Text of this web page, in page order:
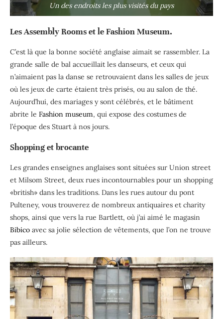
Un des endroits les plus visités du pays
Les Assembly Rooms et le Fashion Museum.
C’est là que la bonne société anglaise aimait se rassembler. La
grande salle de bal accueillait les danseurs, et ceux qui
n’aimaient pas la danse se retrouvaient dans les salles de jeux
où les jeux de carte étaient très prisés, ou au salon de thé.
Aujourd’hui, des mariages y sont célébrés, et le bâtiment
abrite le Fashion museum, qui expose des costumes de
l’époque des Stuart à nos jours.
Shopping et brocante
Les grandes enseignes anglaises sont situées sur Union street
et Milsom Street, deux rues incontournables pour un shopping
«british» dans les traditions. Dans les rues autour du pont
Pulteney, vous trouverez de nombreux antiquaires et charity
shops, ainsi que vers la rue Bartlett, où j’ai aimé le magasin
Bibico avec sa jolie sélection de vêtements, que l’on ne trouve
pas ailleurs.